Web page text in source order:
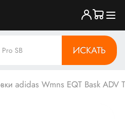
ИСКАТЬ
adidas Wmns EQT Bask ADV